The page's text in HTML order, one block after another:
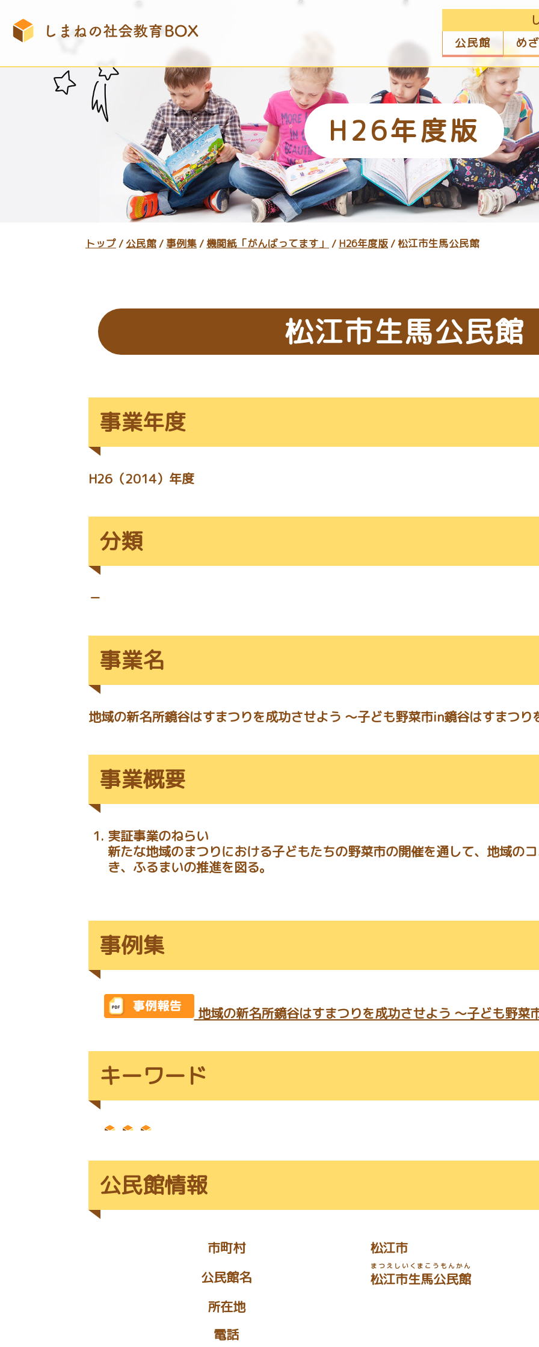
公民館
め
H26年度版
現
置：
トップ / 公民館 / 事例集 / 機関紙「がんばってます」 / H26年度版 / 松江市生馬公民館
松江市生馬公民館
事業年度
H26（2014）年度
分類
－
事業名
地域の新名所鏡谷はすまつりを成功させよう ～子ども野菜市in鏡谷はすまつり
事業概要
実証事業のねらい
新たな地域のまつりにおける子どもたちの野菜市の開催を通して、地域の
き、ふるまいの推進を図る。
事例集
地域の新名所鏡谷はすまつりを成功させよう ～子ども野菜
キーワード
公民館情報
市町村
松江市
公民館名
松江市生馬公民館
まつえしいくまこうもんかん
所在地
電話